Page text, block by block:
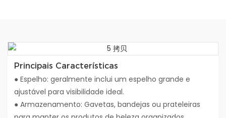
Principais Características
● Espelho: geralmente inclui um espelho grande e
ajustável para visibilidade ideal.
● Armazenamento: Gavetas, bandejas ou prateleiras